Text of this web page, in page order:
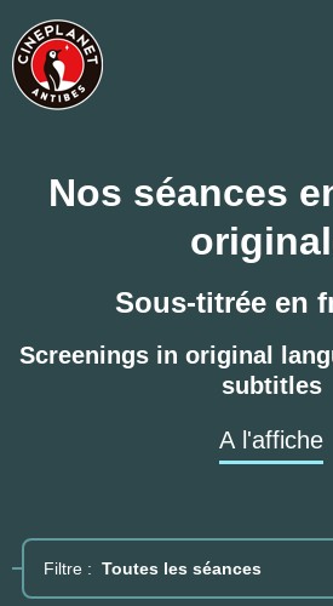
Nos séances
Sous-titrée en
Screenings in original
subtitles
A l'affiche
Filtre : Toutes les séances